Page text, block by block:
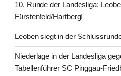
10. Runde der Landesliga:
Fürstenfeld/Hartberg!
Leoben siegt in der
Niederlage in der Landesliga
Tabellenführer SC Pinggau-